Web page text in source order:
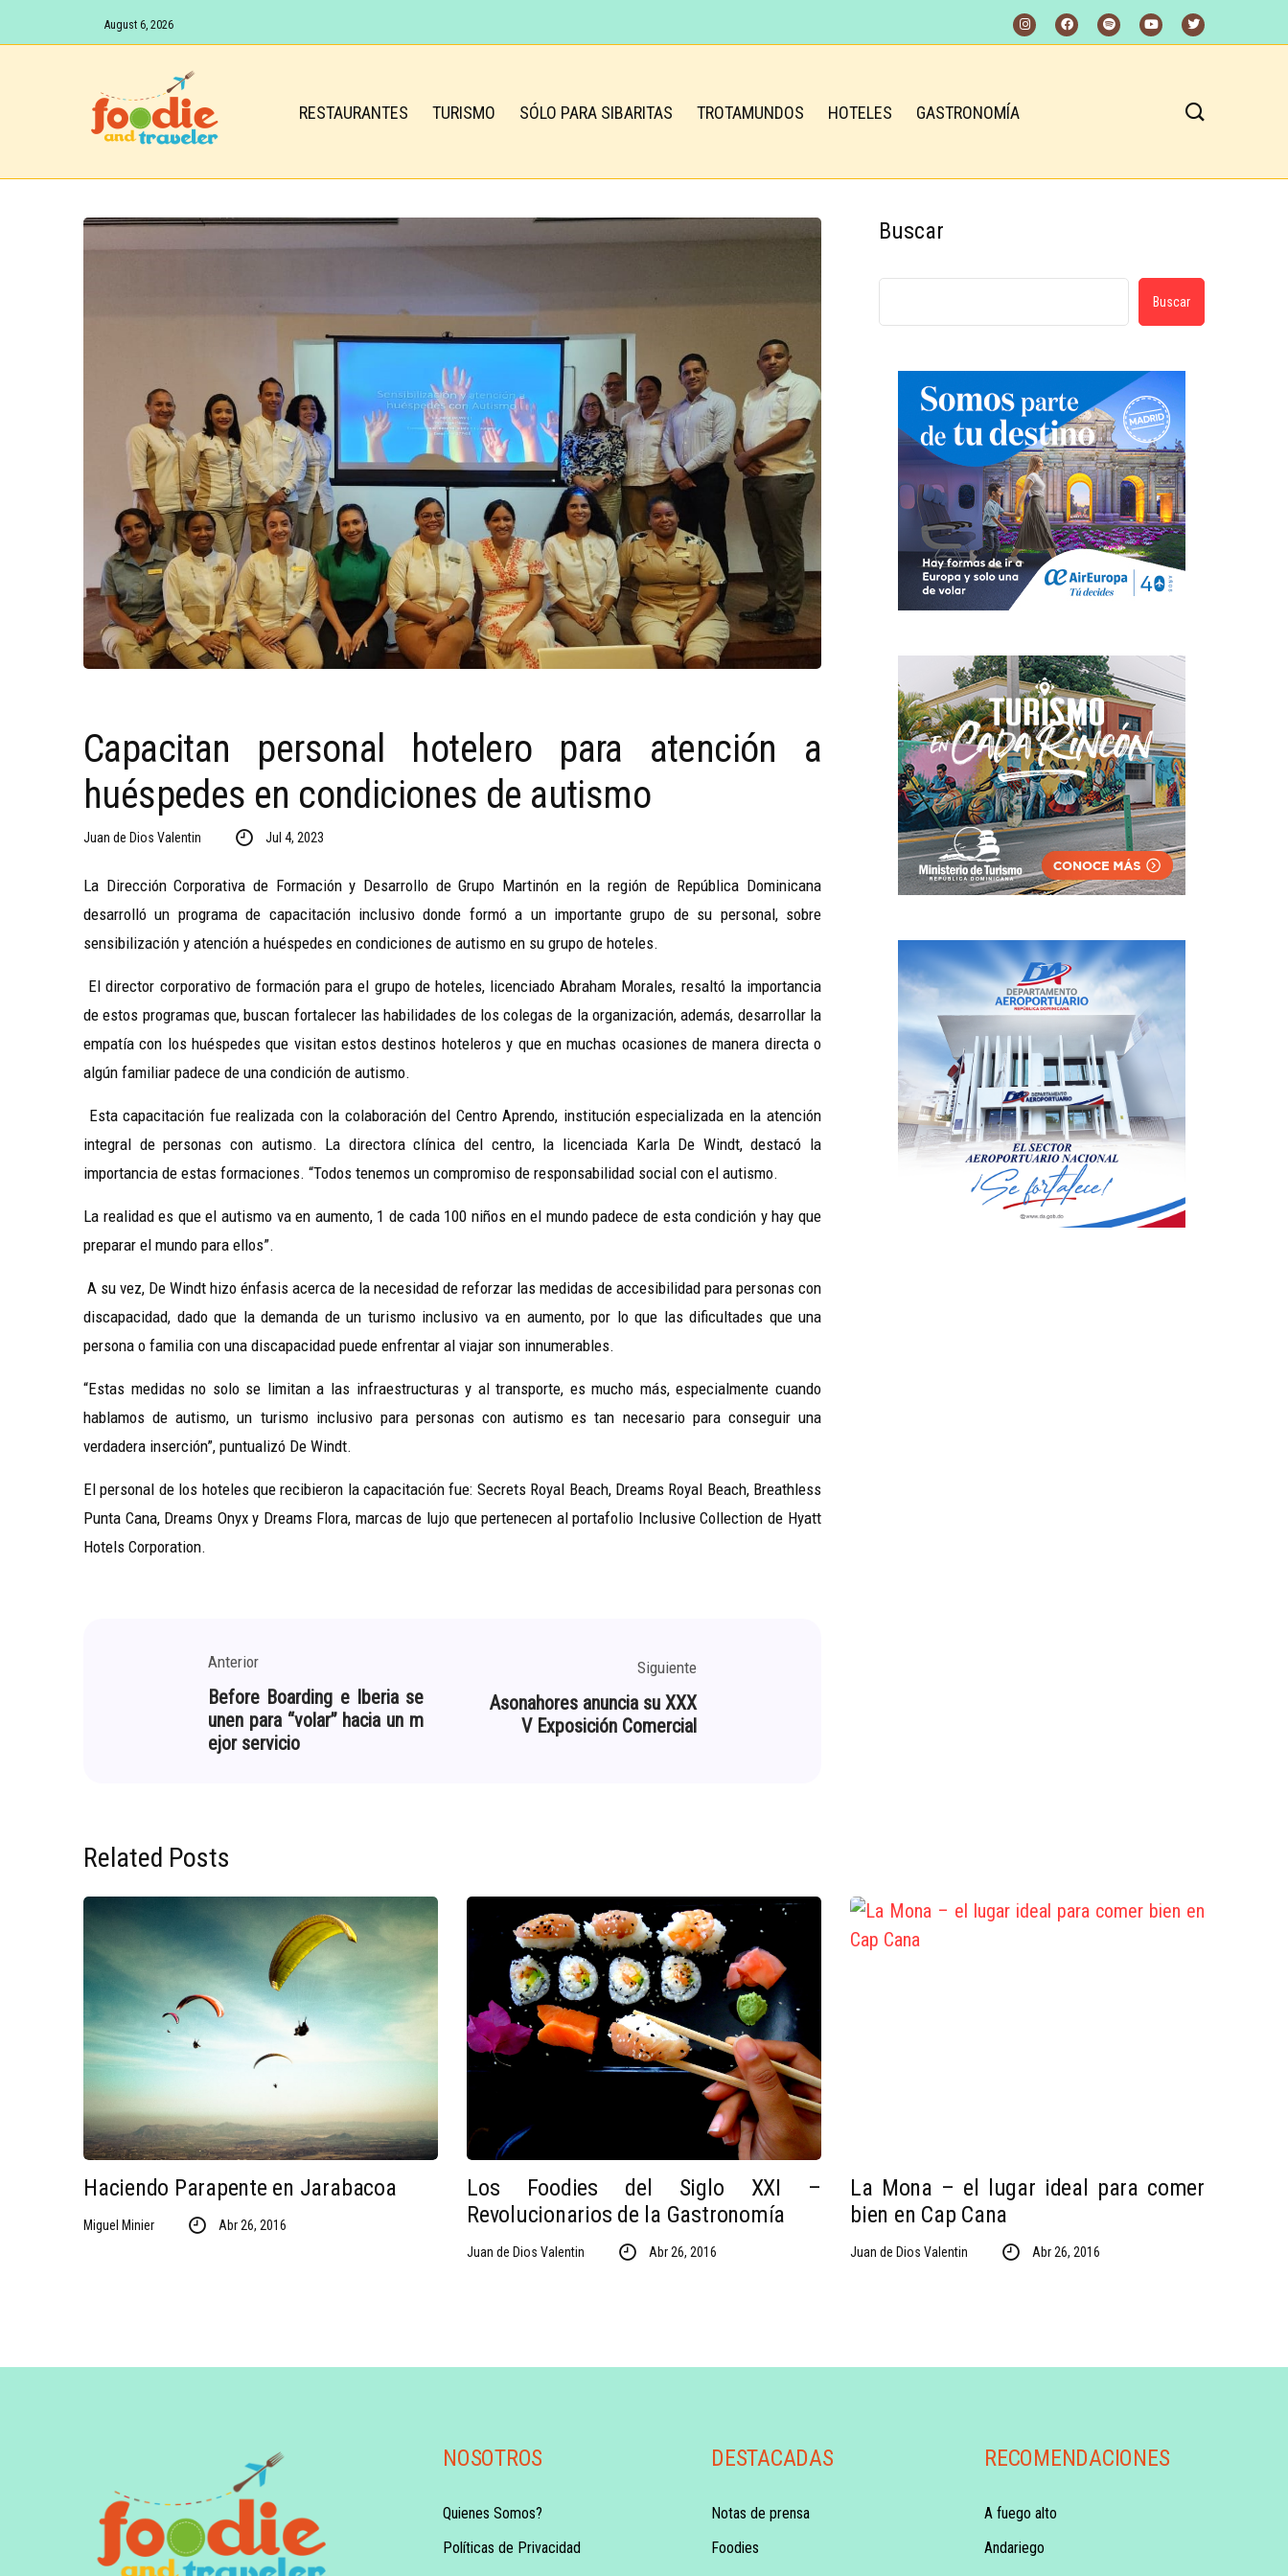
August 6, 2026
RESTAURANTES TURISMO SÓLO PARA SIBARITAS TROTAMUNDOS HOTELES GASTRONOMÍA
Capacitan personal hotelero para atención a
huéspedes en condiciones de autismo
Juan de Dios Valentin Jul 4, 2023
La Dirección Corporativa de Formación y Desarrollo de Grupo Martinón en la región de República Dominicana
desarrolló un programa de capacitación inclusivo donde formó a un importante grupo de su personal, sobre
sensibilización y atención a huéspedes en condiciones de autismo en su grupo de hoteles.
El director corporativo de formación para el grupo de hoteles, licenciado Abraham Morales, resaltó la importancia
de estos programas que, buscan fortalecer las habilidades de los colegas de la organización, además, desarrollar la
empatía con los huéspedes que visitan estos destinos hoteleros y que en muchas ocasiones de manera directa o
algún familiar padece de una condición de autismo.
Esta capacitación fue realizada con la colaboración del Centro Aprendo, institución especializada en la atención
integral de personas con autismo. La directora clínica del centro, la licenciada Karla De Windt, destacó la
importancia de estas formaciones. “Todos tenemos un compromiso de responsabilidad social con el autismo.
La realidad es que el autismo va en aumento, 1 de cada 100 niños en el mundo padece de esta condición y hay que
preparar el mundo para ellos”.
A su vez, De Windt hizo énfasis acerca de la necesidad de reforzar las medidas de accesibilidad para personas con
discapacidad, dado que la demanda de un turismo inclusivo va en aumento, por lo que las dificultades que una
persona o familia con una discapacidad puede enfrentar al viajar son innumerables.
“Estas medidas no solo se limitan a las infraestructuras y al transporte, es mucho más, especialmente cuando
hablamos de autismo, un turismo inclusivo para personas con autismo es tan necesario para conseguir una
verdadera inserción”, puntualizó De Windt.
El personal de los hoteles que recibieron la capacitación fue: Secrets Royal Beach, Dreams Royal Beach, Breathless
Punta Cana, Dreams Onyxy Dreams Flora, marcas de lujo que pertenecen al portafolio InclusiveCollection de Hyatt
Hotels Corporation.
Anterior
Before Boarding e Iberia se
unen para “volar” hacia un m
ejor servicio
Siguiente
Asonahores anuncia su XXX
V Exposición Comercial
Buscar
Buscar
Related Posts
Haciendo Parapente en Jarabacoa
Miguel Minier Abr 26, 2016
Los Foodies del Siglo XXI –
Revolucionarios de la Gastronomía
Juan de Dios Valentin Abr 26, 2016
La Mona – el lugar ideal para comer
bien en Cap Cana
Juan de Dios Valentin Abr 26, 2016
NOSOTROS
Quienes Somos?
Políticas de Privacidad
DESTACADAS
Notas de prensa
Foodies
RECOMENDACIONES
A fuego alto
Andariego